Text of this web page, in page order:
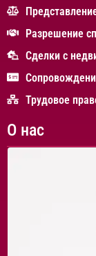
Разрешение
Сделки с
Трудовое
О нас